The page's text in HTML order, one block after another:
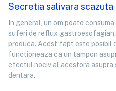
Secretia salivara scazuta
In general, un om poate
suferi de reflux
produca. Acest fapt este posibil
functioneaza ca un tampon
efectul nociv al acestora asupra
dentara.